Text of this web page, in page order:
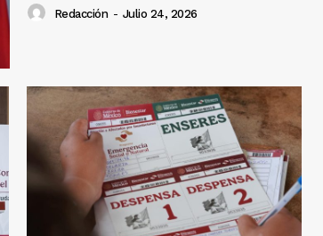
Redacción - Julio 24, 2026